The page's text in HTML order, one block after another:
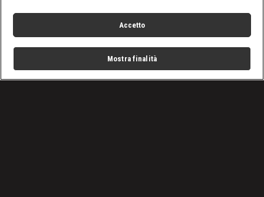
Accetto
Mostra finalità